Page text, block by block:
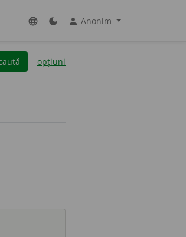
language dark_mode person Anonim
opțiuni